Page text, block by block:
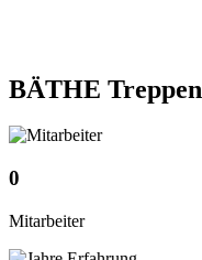
BÄTHE Treppen
0
Mitarbeiter